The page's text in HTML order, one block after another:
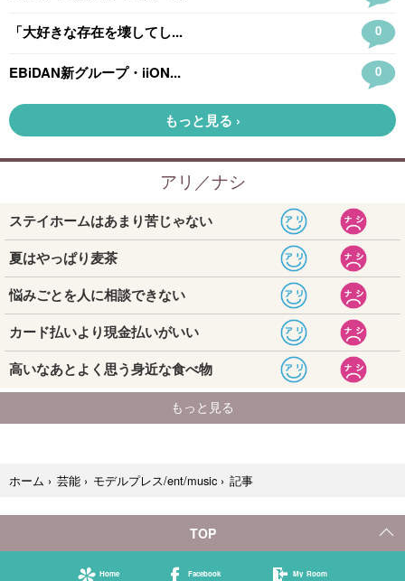
ホーム › 芸能 › モデルプレス/ent/music › 記事
TOP
Home Facebook My Room